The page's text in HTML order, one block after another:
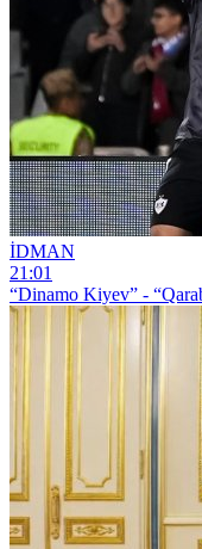
İDMAN
21:01
“Dinamo Kiyev” -